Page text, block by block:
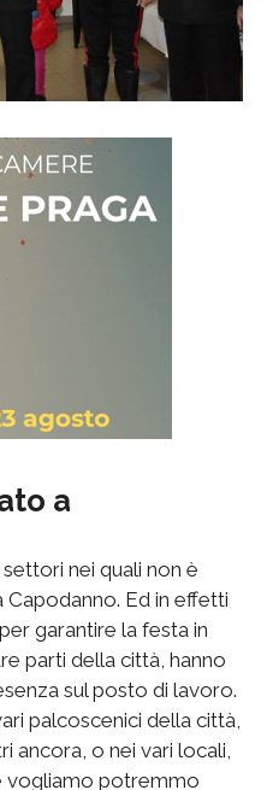
a
nei quali non è
Ed in effetti
garantire la festa in
parti della città, hanno
sul posto di lavoro.
palcoscenici della città,
ancora, o nei vari locali,
vogliamo potremmo